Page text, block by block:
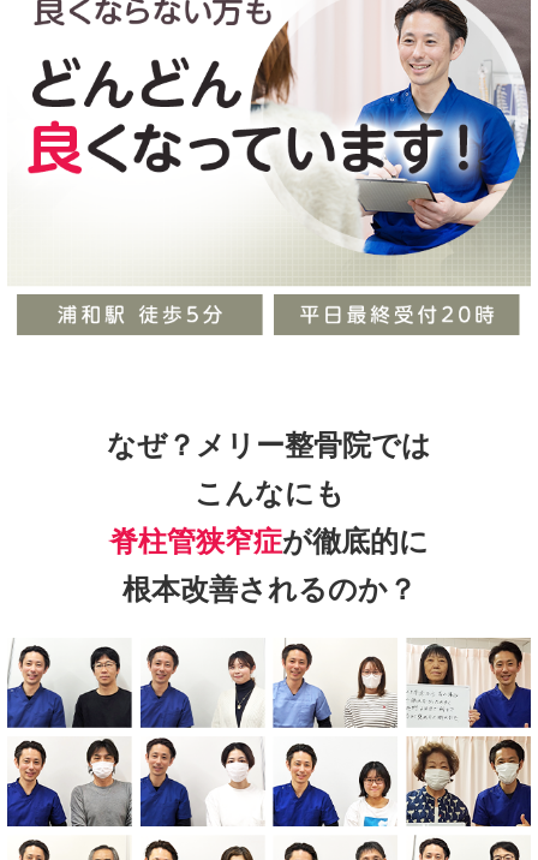
なぜ？メリー整骨院では
こんなにも
脊柱管狭窄症が徹底的に
根本改善されるのか？